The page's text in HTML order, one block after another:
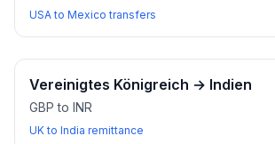
USA to Mexico transfers
Vereinigtes Königreich → Indien
GBP to INR
UK to India remittance